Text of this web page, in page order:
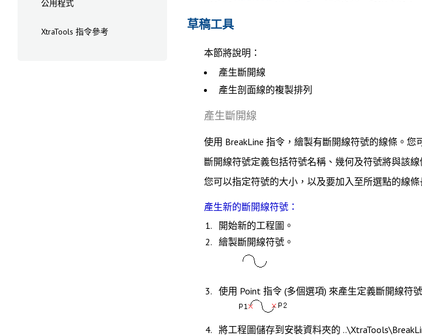
公用程式
XtraTools 指令參考 草稿工具
本節將說明：
產生斷開線
產生剖面線的複製排列
產生斷開線
使用 BreakLine 指令，繪製有斷開線符號的線條。您
斷開線符號定義包括符號名稱、幾何及符號將與該
您可以指定符號的大小，以及要加入至所選點的線條
產生新的斷開線符號：
開始新的工程圖。
繪製斷開線符號。
使用 Point 指令 (多個選項) 來產生定義斷開線符
將工程圖儲存到安裝資料夾的